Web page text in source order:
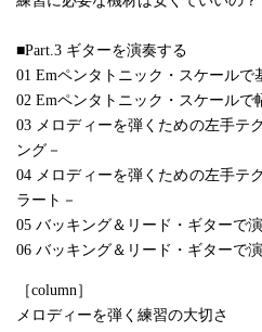
■Part.3 ギターを演奏する
01 Emペンタトニック・スケールで
02 Emペンタトニック・スケールで
03 メロディーを弾くための左手テ
ング－
04 メロディーを弾くための左手テ
ラート－
05 バッキング＆リード・ギターで
06 バッキング＆リード・ギターで
［column］
メロディーを弾く練習の大切さ